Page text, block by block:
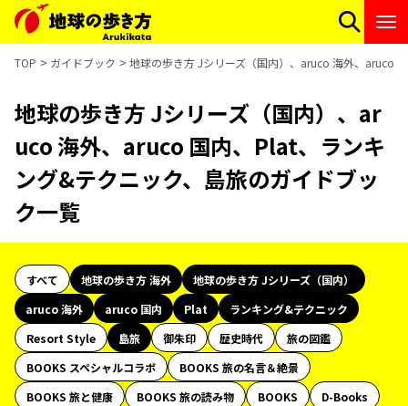
TOP ガイドブック 地球の歩き方 Jシリーズ（国内）、aruco 海外、aruco
地球の歩き方 Jシリーズ（国内）、ar
uco 海外、aruco 国内、Plat、ランキ
ング&テクニック、島旅のガイドブッ
ク一覧
すべて 地球の歩き方 海外
地球の歩き方 Jシリーズ（国内）
aruco 海外
aruco 国内 Plat
ランキング&テクニック
Resort Style
島旅 御朱印 歴史時代
旅の図鑑
BOOKS スペシャルコラボ
BOOKS 旅の名言＆絶景
BOOKS 旅と健康
BOOKS 旅の読み物 BOOKS
D-Books